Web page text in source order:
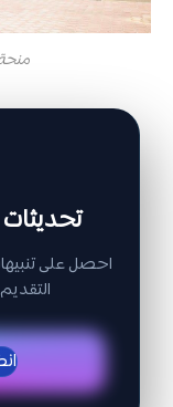
منحة
احصل على